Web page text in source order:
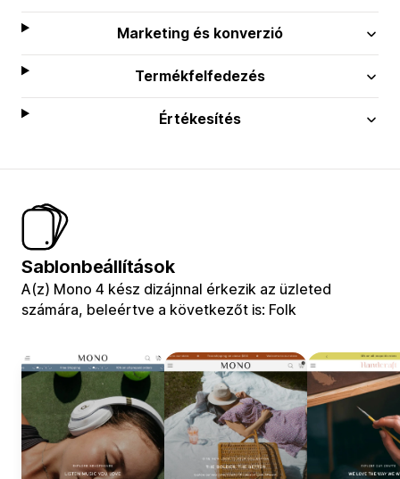
Marketing és konverzió
Termékfelfedezés
Értékesítés
Sablonbeállítások
A(z) Mono 4 kész dizájnnal érkezik az üzleted
számára, beleértve a következőt is: Folk